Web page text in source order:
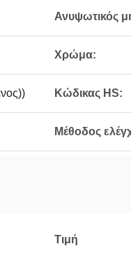
Ανυψωτικός
Χρώμα:
Κώδικας HS:
Μέθοδος
Τιμή